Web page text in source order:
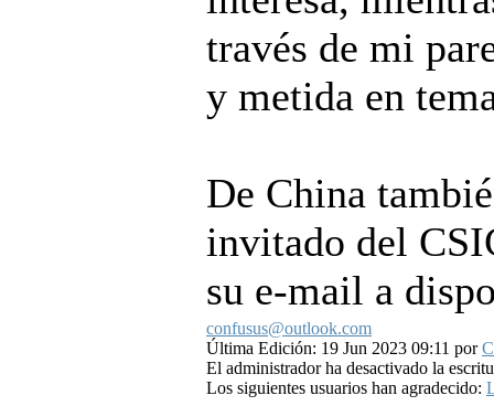
través de mi
y metida en
De China
invitado del
su e-mail a
confusus@outlook.com
Última Edición: 19 Jun 2023 09:11 por
El administrador ha desactivado la
Los siguientes usuarios han agradecido: